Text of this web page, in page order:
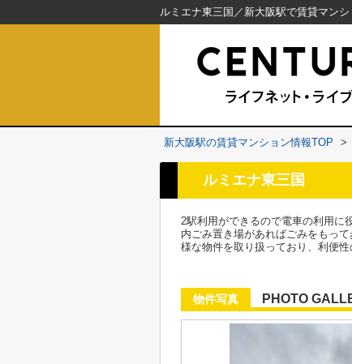
新大阪駅の賃貸マンション情報TOP >
ルミエナ東三国
2駅利用ができるので電車の利用に
内ごみ置き場があればごみをもっ
様な物件を取り扱っており、利便
物件写真 PHOTO